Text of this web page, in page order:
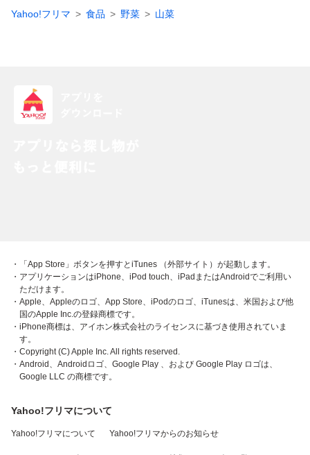
Yahoo!フリマ 食品 野菜 山菜
・「App Store」ボタンを押すとiTunes （外部サイト）が起動します。
・アプリケーションはiPhone、iPod touch、iPadまたはAndroidでご利用い
ただけます。
・Apple、Appleのロゴ、App Store、iPodのロゴ、iTunesは、米国および他
国のApple Inc.の登録商標です。
・iPhone商標は、アイホン株式会社のライセンスに基づき使用されていま
す。
・Copyright (C) Apple Inc. All rights reserved.
・Android、Androidロゴ、Google Play 、および Google Play ロゴは、
Google LLC の商標です。
Yahoo!フリマについて
Yahoo!フリマについて Yahoo!フリマからのお知らせ